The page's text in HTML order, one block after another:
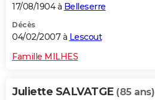
17/08/1904 à Belleserre
Décès
04/02/2007 à Lescout
Famille MILHES
Juliette SALVATGE (85 ans)